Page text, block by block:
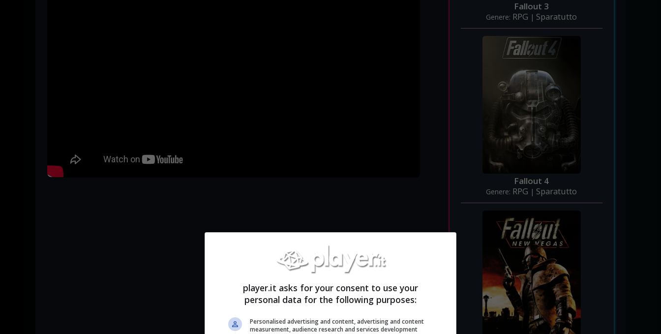
Fallout 3
Genere: RPG | Sparatutto
Fallout 4
Genere: RPG | Sparatutto
player.it asks for your consent to use your
personal data for the following purposes:
Personalised advertising and content, advertising and content
measurement, audience research and services development